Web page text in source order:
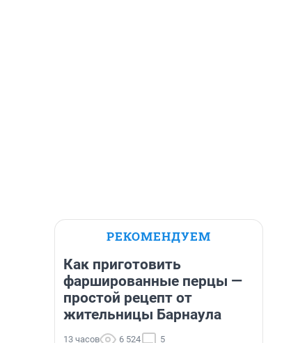
РЕКОМЕНДУЕМ
Как приготовить
фаршированные перцы —
простой рецепт от
жительницы Барнаула
13 часов 6 524 5